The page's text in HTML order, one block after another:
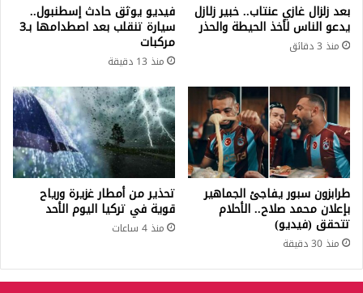
بعد زلزال غازي عنتاب.. خبير زلازل
يدعو الناس لأخذ الحيطة والحذر
منذ 3 دقائق
فيديو يوثق حادث إسطنبول..
سيارة تنقلب بعد اصطدامها بـ3
مركبات
منذ 13 دقيقة
طرابزون سبور يفاجئ الجماهير
بإعلان محمد صلاح.. الأحلام
تتحقق (فيديو)
منذ 30 دقيقة
تحذير من أمطار غزيرة ورياح
قوية في تركيا اليوم الأحد
منذ 4 ساعات